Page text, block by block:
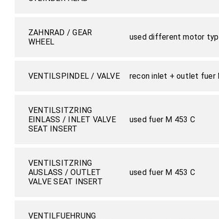
ZAHNRAD / GEAR
WHEEL
used different motor
VENTILSPINDEL / VALVE recon inlet + outlet fuer
VENTILSITZRING
EINLASS / INLET VALVE
SEAT INSERT
used fuer M 453 C
VENTILSITZRING
AUSLASS / OUTLET
VALVE SEAT INSERT
used fuer M 453 C
VENTILFUEHRUNG